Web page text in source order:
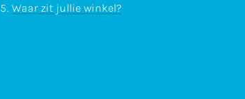
Waar zit jullie winkel?